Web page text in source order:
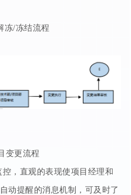
冻/冻结流程
变更流程
，直观的表现使项目经理和
动提醒的消息机制，可及时了